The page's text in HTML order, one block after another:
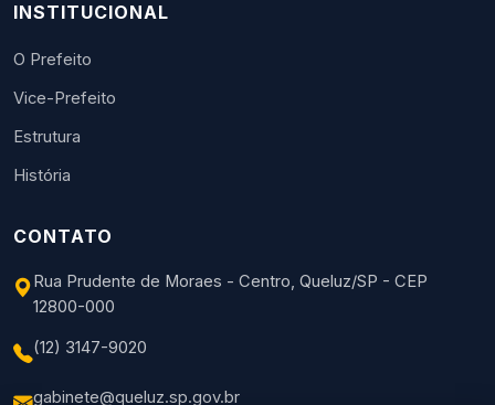
INSTITUCIONAL
O Prefeito
Vice-Prefeito
Estrutura
História
CONTATO
Rua Prudente de Moraes - Centro, Queluz/SP - CEP
12800-000
(12) 3147-9020
gabinete@queluz.sp.gov.br